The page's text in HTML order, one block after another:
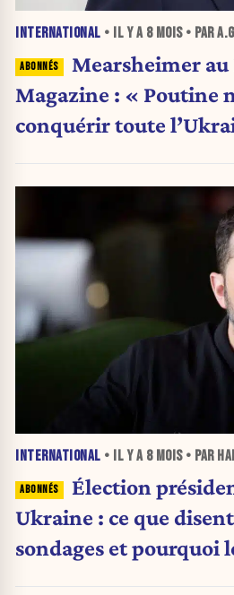
INTERNATIONAL • IL Y A 8 MOIS• PAR
Mearsheimer au
Magazine : « Poutine
conquérir toute
INTERNATIONAL • IL Y A 8 MOIS• PAR
Élection
Ukraine : ce que
sondages et pourquoi